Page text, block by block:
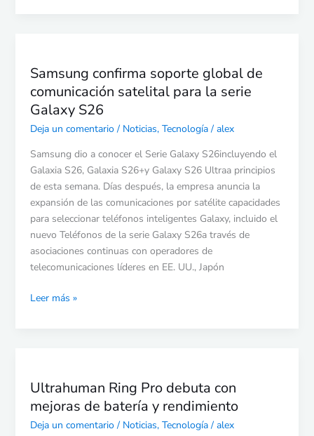
Samsung confirma soporte global de
comunicación satelital para la serie
Galaxy S26
Deja un comentario / Noticias, Tecnología/ alex
Samsung dio a conocer el Serie Galaxy S26incluyendo el
Galaxia S26, Galaxia S26+y Galaxy S26 Ultraa principios
de esta semana. Días después, la empresa anuncia la
expansión de las comunicaciones por satélite capacidades
para seleccionar teléfonos inteligentes Galaxy, incluido el
nuevo Teléfonos de la serie Galaxy S26a través de
asociaciones continuas con operadores de
telecomunicaciones líderes en EE. UU., Japón
soporte
global
de
comunicación
satelital
para
la
serie
Galaxy
S26
Leer más »
Ultrahuman Ring Pro debuta con
mejoras de batería y rendimiento
Deja un comentario / Noticias, Tecnología/ alex
Pro
debuta
con